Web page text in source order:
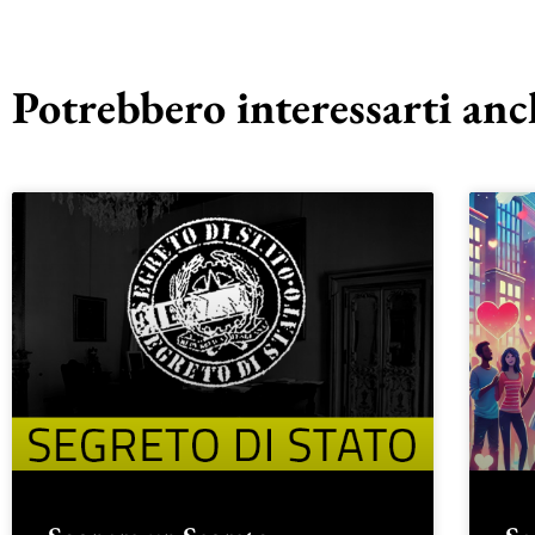
Potrebbero interessarti